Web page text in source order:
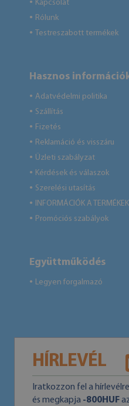
● Kapcsolat
● Rólunk
● Testreszabott termékek
Hasznos
● Adatvédelmi politika
● Szállítás
● Fizetés
● Reklamáció és visszáru
● Üzleti szabályzat
● Kérdések és válaszok
● Szerelési utasítás
● INFORMÁCIÓK A
● Promóciós szabályok
Együttműködés
● Legyen forgalmazó
HÍRLEVÉL
Iratkozzon fel a hírlevélre
és megkapja -800HUF